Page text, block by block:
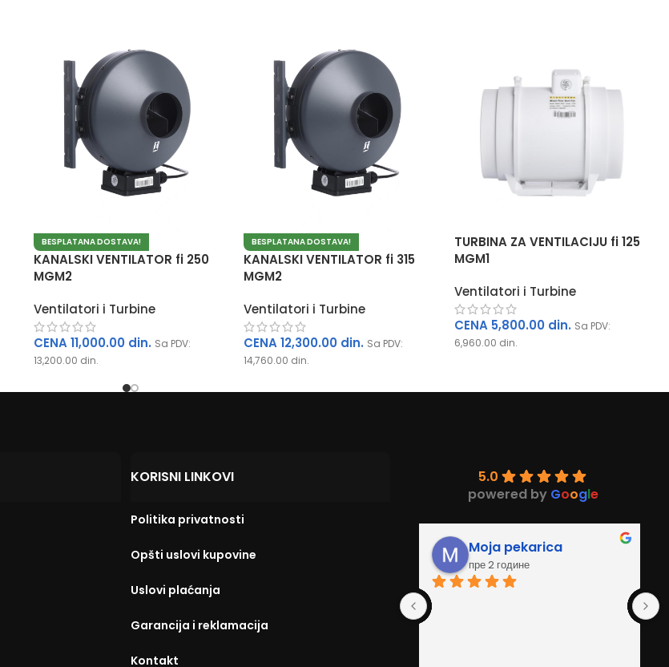
BESPLATANA DOSTAVA!
KANALSKI VENTILATOR fi 250
MGM2
Ventilatori i Turbine
CENA11,000.00 din. Sa PDV:
13,200.00 din.
BESPLATANA DOSTAVA!
KANALSKI VENTILATOR fi 315
MGM2
Ventilatori i Turbine
CENA12,300.00 din. Sa PDV:
14,760.00 din.
TURBINA ZA VENTILACIJU fi 125
MGM1
Ventilatori i Turbine
CENA 5,800.00 din. Sa PDV:
6,960.00 din.
KORISNI LINKOVI
Politika privatnosti
Opšti uslovi kupovine
Uslovi plaćanja
Garancija i reklamacija
Kontakt
5.0
powered by Google
Marko Ranitović
Одлична сарадња.
Moja pekarica
пре 2 године